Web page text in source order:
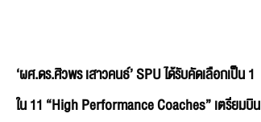
‘ผศ.ดร.ศิวพร เสาวคนธ์’ SPU ได้รับคัดเลือกเป็น 1
ใน 11 “High Performance Coaches” เตรียมบิน